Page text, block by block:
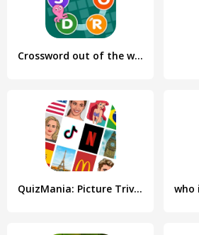
Crossword out of the words
QuizMania: Picture Trivia Game